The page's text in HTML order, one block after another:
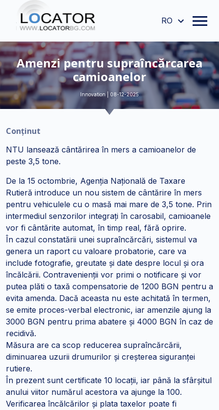
RO
Amenzi pentru supraîncărcarea
camioanelor
Innovation | 08-12-2025
Conținut
NTU lansează cântărirea în mers a camioanelor de
peste 3,5 tone.
De la 15 octombrie, Agenția Națională de Taxare
Rutieră introduce un nou sistem de cântărire în mers
pentru vehiculele cu o masă mai mare de 3,5 tone. Prin
intermediul senzorilor integrați în carosabil, camioanele
vor fi cântărite automat, în timp real, fără oprire.
În cazul constatării unei supraîncărcări, sistemul va
genera un raport cu valoare probatorie, care va
include fotografie, greutate și date despre locul și ora
încălcării. Contravenienții vor primi o notificare și vor
putea plăti o taxă compensatorie de 1200 BGN pentru a
evita amenda. Dacă aceasta nu este achitată în termen,
se emite proces-verbal electronic, iar amenzile ajung la
3000 BGN pentru prima abatere și 4000 BGN în caz de
recidivă.
Măsura are ca scop reducerea supraîncărcării,
diminuarea uzurii drumurilor și creșterea siguranței
rutiere.
În prezent sunt certificate 10 locații, iar până la sfârșitul
anului viitor numărul acestora va ajunge la 100.
Verificarea încălcărilor și plata taxelor poate fi